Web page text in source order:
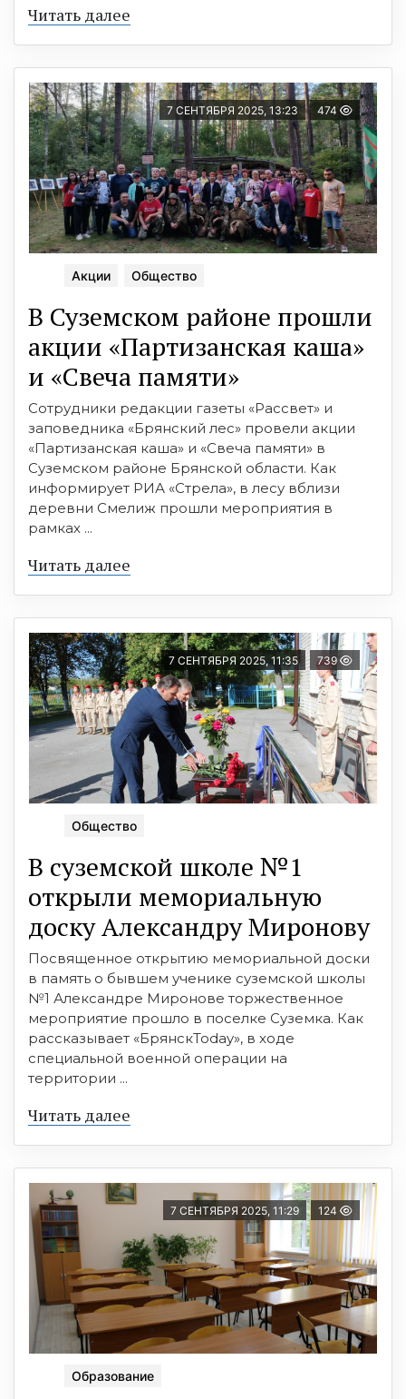
Читать далее
7 СЕНТЯБРЯ 2025, 13:23 474
Акции Общество
В Суземском районе прошли
акции «Партизанская каша»
и «Свеча памяти»
Сотрудники редакции газеты «Рассвет» и
заповедника «Брянский лес» провели акции
«Партизанская каша» и «Свеча памяти» в
Суземском районе Брянской области. Как
информирует РИА «Стрела», в лесу вблизи
деревни Смелиж прошли мероприятия в
рамках ...
Читать далее
7 СЕНТЯБРЯ 2025, 11:35 739
Общество
В суземской школе №1
открыли мемориальную
доску Александру Миронову
Посвященное открытию мемориальной доски
в память о бывшем ученике суземской школы
№1 Александре Миронове торжественное
мероприятие прошло в поселке Суземка. Как
рассказывает «БрянскToday», в ходе
специальной военной операции на
территории ...
Читать далее
7 СЕНТЯБРЯ 2025, 11:29 124
Образование